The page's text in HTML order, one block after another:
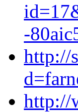
-
http://
http://